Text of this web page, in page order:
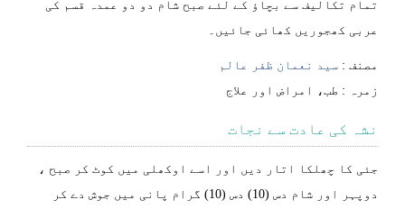
تمام تکالیف سے بچاؤ کے لئے صبح شام دو دو عمدہ قسم کی
عربی کھجوریں کھائی جائیں۔
مصنف : سید نعمان ظفر عالم
⁠⁠⁠زمرہ : طب، امراض اور علاج
نشہ کی عادت سے نجات
جئی کا چھلکا اتار دیں اور اسے اوکھلی میں کوٹ کر صبح ،
دوپہر اور شام دس (10) دس (10) گرام پانی میں جوش دے کر